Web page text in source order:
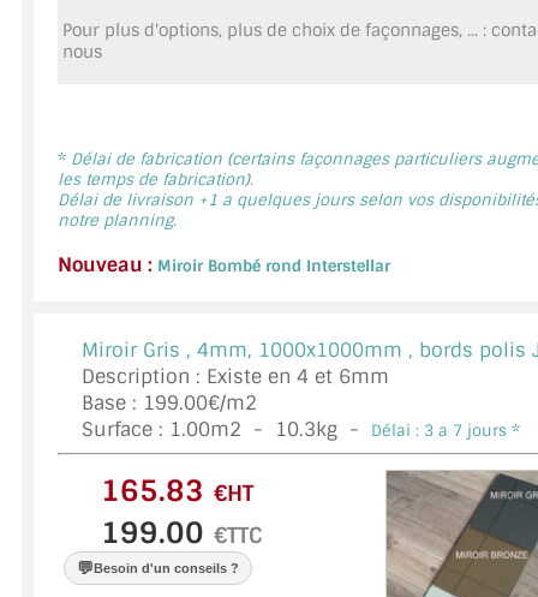
MIROIR DE SALLE DE BAIN
MIROIR POUR SALLE DE SPORT
MIROIR POUR SALLE DE DANSE
MIROIR ENCADRÉ
VERRE SUR MESURE
VERRE EXTRACLAIR
PAROI DE DOUCHE
VERRE FEUILLETÉ
Pour plus d'options, plus de choix de façonnages, ... :
nous
* Délai de fabrication (certains façonnages particuliers
les temps de fabrication).
Délai de livraison +1 a quelques jours selon vos
notre planning.
Nouveau : Miroir Bombé rond Interstellar
Miroir Gris , 4mm, 1000x1000mm , bords polis
Description : Existe en 4 et 6mm
Base : 199.00€/m2
Surface : 1.00m2 - 10.3kg - Délai : 3 a 7 jours *
€HT
€TTC
💬Besoin d'un conseils ?